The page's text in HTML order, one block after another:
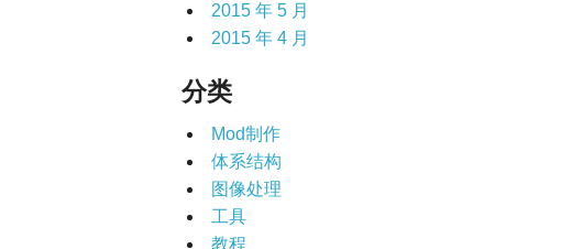
2015 年 5 月
2015 年 4 月
分类
Mod制作
体系结构
图像处理
工具
教程